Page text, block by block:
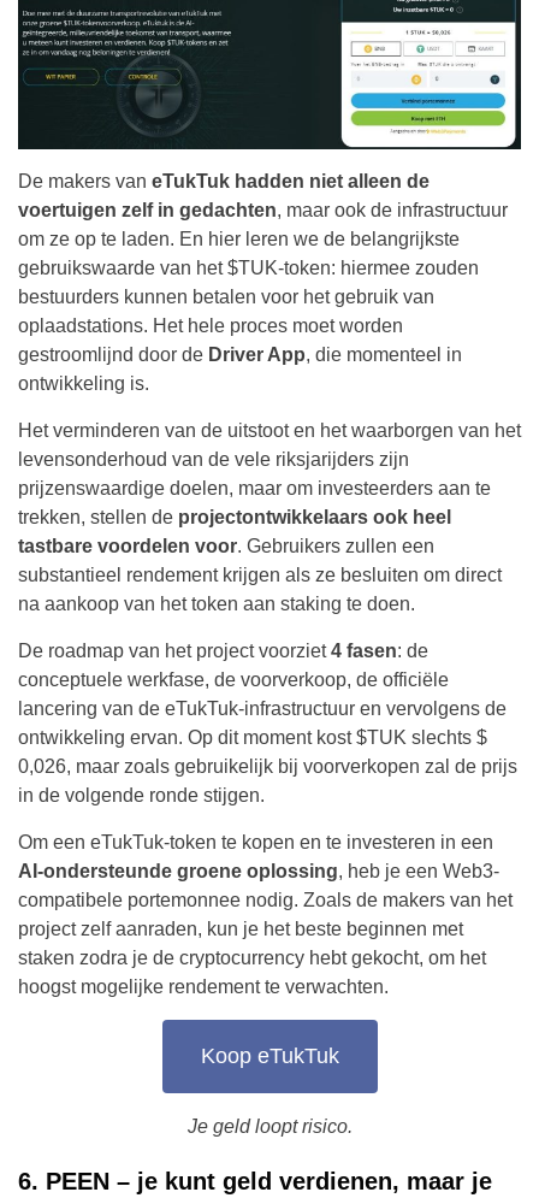
De makers van eTukTuk hadden niet alleen de
voertuigen zelf in gedachten, maar ook de infrastructuur
om ze op te laden. En hier leren we de belangrijkste
gebruikswaarde van het $TUK-token: hiermee zouden
bestuurders kunnen betalen voor het gebruik van
oplaadstations. Het hele proces moet worden
gestroomlijnd door de Driver App, die momenteel in
ontwikkeling is.
Het verminderen van de uitstoot en het waarborgen van het
levensonderhoud van de vele riksjarijders zijn
prijzenswaardige doelen, maar om investeerders aan te
trekken, stellen de projectontwikkelaars ook heel
tastbare voordelen voor. Gebruikers zullen een
substantieel rendement krijgen als ze besluiten om direct
na aankoop van het token aan staking te doen.
De roadmap van het project voorziet4 fasen: de
conceptuele werkfase, de voorverkoop, de officiële
lancering van de eTukTuk-infrastructuur en vervolgens de
ontwikkeling ervan. Op dit moment kost $TUK slechts $
0,026, maar zoals gebruikelijk bij voorverkopen zal de prijs
in de volgende ronde stijgen.
Om een eTukTuk-token te kopen en te investeren in een
AI-ondersteunde groene oplossing, heb je een Web3-
compatibele portemonnee nodig. Zoals de makers van het
project zelf aanraden, kun je het beste beginnen met
staken zodra je de cryptocurrency hebt gekocht, om het
hoogst mogelijke rendement te verwachten.
Koop eTukTuk
Je geld loopt risico.
6. PEEN – je kunt geld verdienen, maar je